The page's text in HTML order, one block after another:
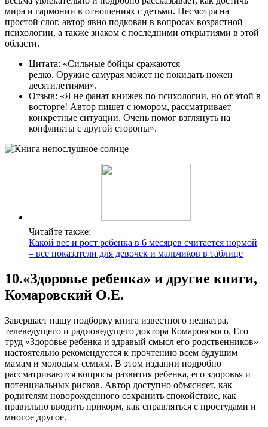
мира и гармонии в отношениях с детьми. Несмотря на
простой слог, автор явно подкован в вопросах возрастной
психологии, а также знаком с последними открытиями в этой
области.
Цитата: «Сильные бойцы сражаются
редко. Оружие самурая может не покидать ножен
десятилетиями».
Отзыв: «Я не фанат книжек по психологии, но от этой в
восторге! Автор пишет с юмором, рассматривает
конкретные ситуации. Очень помог взглянуть на
конфликты с другой стороны».
Читайте также:
Какой вес и рост ребенка в 6 месяцев считается нормой
– все показатели для девочек и мальчиков в таблице
10.«Здоровье ребенка» и другие книги,
Комаровский О.Е.
Завершает нашу подборку книга известного педиатра,
телеведущего и радиоведущего доктора Комаровского. Его
труд «Здоровье ребенка и здравый смысл его родственников»
настоятельно рекомендуется к прочтению всем будущим
мамам и молодым семьям. В этом издании подробно
рассматриваются вопросы развития ребенка, его здоровья и
потенциальных рисков. Автор доступно объясняет, как
родителям новорожденного сохранить спокойствие, как
правильно вводить прикорм, как справляться с простудами и
многое другое.